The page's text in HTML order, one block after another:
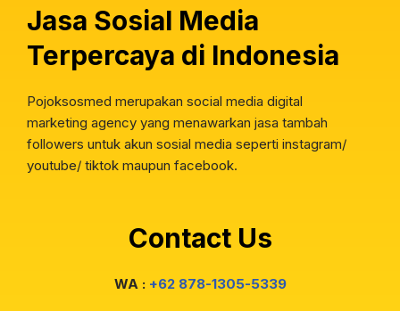
Jasa Sosial Media
Terpercaya di Indonesia
Pojoksosmed merupakan social media digital
marketing agency yang menawarkan jasa tambah
followers untuk akun sosial media seperti instagram/
youtube/ tiktok maupun facebook.
Contact Us
WA : +62 878-1305-5339